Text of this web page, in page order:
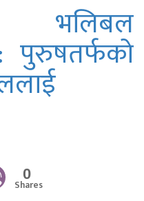
पुरुषतर्फको
0
Shares